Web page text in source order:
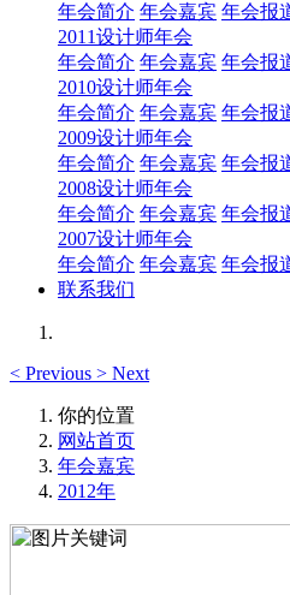
年会简介 年会嘉宾 年会报
2011设计师年会
年会简介 年会嘉宾 年会报
2010设计师年会
年会简介 年会嘉宾 年会报
2009设计师年会
年会简介 年会嘉宾 年会报
2008设计师年会
年会简介 年会嘉宾 年会报
2007设计师年会
年会简介 年会嘉宾 年会报
联系我们
< Previous > Next
你的位置
网站首页
年会嘉宾
2012年